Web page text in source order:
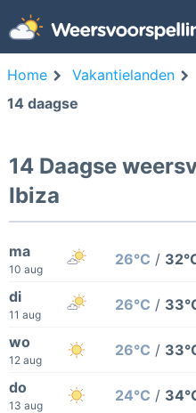
Home Vakantielanden
14 daagse
14 Daagse
Ibiza
ma
10 aug
26°C /
di
11 aug
26°C /
wo
12 aug
26°C /
do
13 aug
24°C /